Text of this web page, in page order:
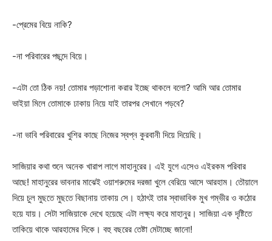
-প্রেমের বিয়ে নাকি?
-না পরিবারের পছন্দে বিয়ে।
-এটা তো ঠিক নয়! তোমার পড়াশোনা করার ইচ্ছে থাকলে বলো? আমি আর তোমার
ভাইয়া মিলে তোমাকে ঢাকায় নিয়ে যাই তারপর সেখানে পড়বে?
-না ভাবি পরিবারের খুশির কাছে নিজের স্বপ্ন কুরবানী দিয়ে দিয়েছি।
সাজিয়ার কথা শুনে অনেক খারাপ লাগে মাহানুরের। এই যুগে এসেও এইরকম পরিবার
আছে! মাহানুরের ভাবনার মাঝেই ওয়াশরুমের দরজা খুলে বেরিয়ে আসে আরহাম। তৌয়ালে
দিয়ে চুল মুছতে মুছতে বিছানায় তাকায় সে। হঠাৎই তার স্বাভাবিক মুখ গম্ভীর ও কঠোর
হয়ে যায়। সেটা সাজিয়াকে দেখে হয়েছে এটা লক্ষ্য করে মাহানুর। সাজিয়া এক দৃষ্টিতে
তাকিয়ে থাকে আরহামের দিকে। বহু বছরের তেষ্টা মেটাচ্ছে জানো!